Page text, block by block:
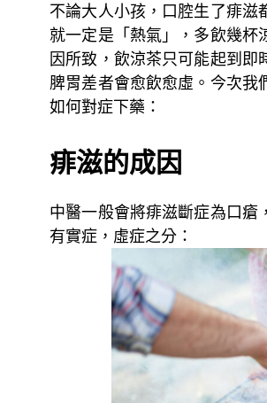
不論大人小孩，口腔生了痱滋
就一定是「熱氣」，多飲幾杯
因所致，飲涼茶只可能起到即
脾胃差者會愈飲愈虛。今次我
如何對症下藥：
痱滋的成因
中醫一般會將痱滋斷症為口瘡
有實症，虛症之分：